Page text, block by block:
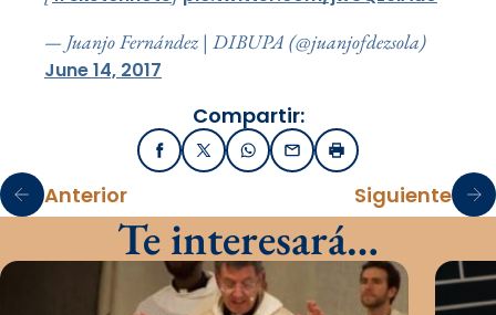
— Juanjo Fernández | DIBUPA (@juanjofdezsola)
June 14, 2017
Compartir:
FacebookX / TwitterWhatsApp
EmailImprimir
Anterior Siguiente
Te interesará…